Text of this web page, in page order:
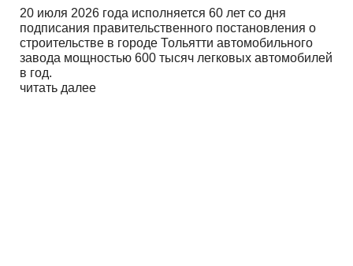
20 июля 2026 года исполняется 60 лет со дня
подписания правительственного постановления о
строительстве в городе Тольятти автомобильного
завода мощностью 600 тысяч легковых автомобилей
в год.
читать далее